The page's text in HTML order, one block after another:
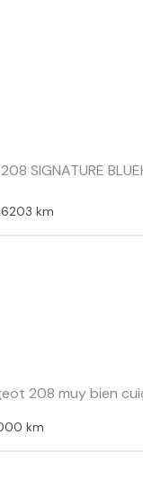
208 SIGNATURE
km
208 muy bien
km